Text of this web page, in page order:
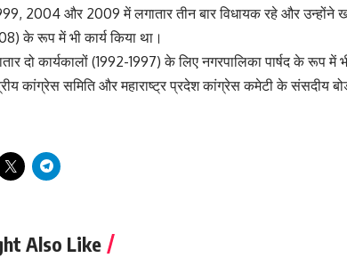
1999, 2004 और 2009 में लगातार तीन बार विधायक रहे और उन्होंने
के रूप में भी कार्य किया था।
दो कार्यकालों (1992-1997) के लिए नगरपालिका पार्षद के रूप में
कांग्रेस समिति और महाराष्ट्र प्रदेश कांग्रेस कमेटी के संसदीय
Also Like